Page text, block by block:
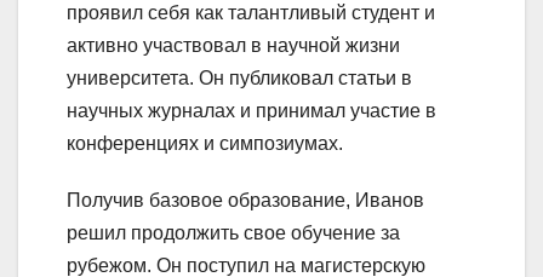
проявил себя как талантливый студент и
активно участвовал в научной жизни
университета. Он публиковал статьи в
научных журналах и принимал участие в
конференциях и симпозиумах.
Получив базовое образование, Иванов
решил продолжить свое обучение за
рубежом. Он поступил на магистерскую